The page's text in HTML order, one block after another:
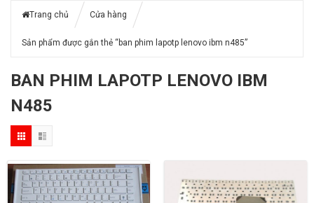
Trang chủ Cửa hàng
Sản phẩm được gắn thẻ “ban phim lapotp lenovo ibm n485”
BAN PHIM LAPOTP LENOVO IBM
N485